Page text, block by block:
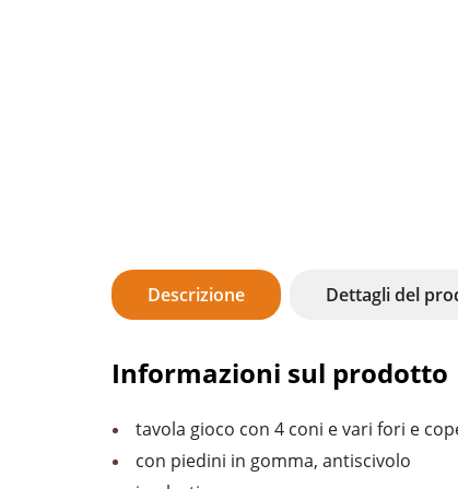
Descrizione Dettagli del
Informazioni sul prodotto
tavola gioco con 4 coni e vari fori e
con piedini in gomma, antiscivolo